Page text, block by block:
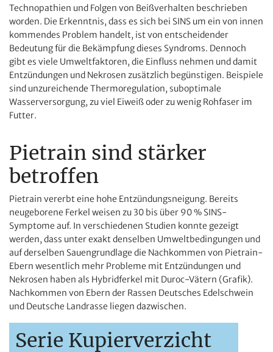
Technopathien und Folgen von Beißverhalten beschrieben
worden. Die Erkenntnis, dass es sich bei SINS um ein von innen
kommendes Problem handelt, ist von entscheidender
Bedeutung für die Bekämpfung dieses Syndroms. Dennoch
gibt es viele Umweltfaktoren, die Einfluss nehmen und damit
Entzündungen und Nekrosen zusätzlich begünstigen. Beispiele
sind unzureichende Thermoregulation, suboptimale
Wasserversorgung, zu viel Eiweiß oder zu wenig Rohfaser im
Futter.
Pietrain sind stärker
betroffen
Pietrain vererbt eine hohe Entzündungsneigung. Bereits
neugeborene Ferkel weisen zu 30 bis über 90 % SINS-
Symptome auf. In verschiedenen Studien konnte gezeigt
werden, dass unter exakt denselben Umweltbedingungen und
auf derselben Sauengrundlage die Nachkommen von Pietrain-
Ebern wesentlich mehr Probleme mit Entzündungen und
Nekrosen haben als Hybridferkel mit Duroc-Vätern (Grafik).
Nachkommen von Ebern der Rassen Deutsches Edelschwein
und Deutsche Landrasse liegen dazwischen.
Serie Kupierverzicht